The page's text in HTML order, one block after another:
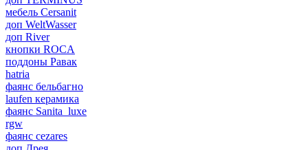
мебель Cersanit
доп WeltWasser
доп River
кнопки ROCA
поддоны Равак
hatria
фаянс бельбагно
laufen керамика
фаянс Sanita_luxe
rgw
фаянс cezares